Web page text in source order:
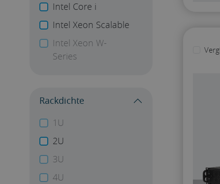
Intel Core i
Intel Xeon Scalable
Intel Xeon W-
Series
Rackdichte
1U
2U
3U
4U